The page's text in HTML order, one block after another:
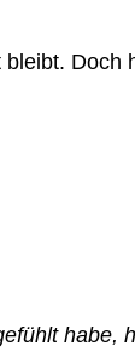
Doch
habe,